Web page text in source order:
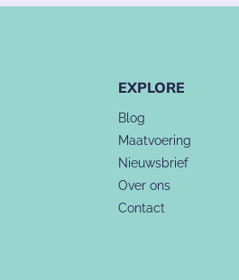
EXPLORE
Blog
Maatvoering
Nieuwsbrief
Over ons
Contact